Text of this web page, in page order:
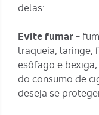
delas:
Evite fumar -
traqueia, laringe,
esôfago e
do consumo de
deseja se